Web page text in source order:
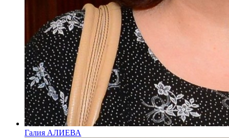
Галия АЛИЕВА